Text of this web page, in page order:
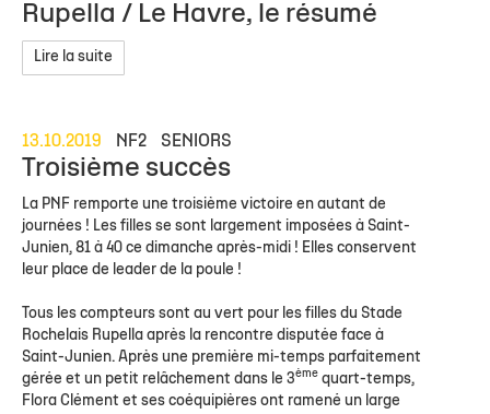
Rupella / Le Havre, le résumé
Lire la suite
13.10.2019 NF2 SENIORS
Troisième succès
La PNF remporte une troisième victoire en autant de
journées ! Les filles se sont largement imposées à Saint-
Junien, 81 à 40 ce dimanche après-midi ! Elles conservent
leur place de leader de la poule !
Tous les compteurs sont au vert pour les filles du Stade
Rochelais Rupella après la rencontre disputée face à
Saint-Junien. Après une première mi-temps parfaitement
gérée et un petit relâchement dans le 3ème quart-temps,
Flora Clément et ses coéquipières ont ramené un large